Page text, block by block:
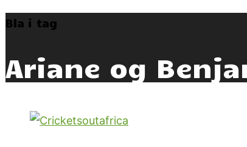
Bla i tag
Ariane og